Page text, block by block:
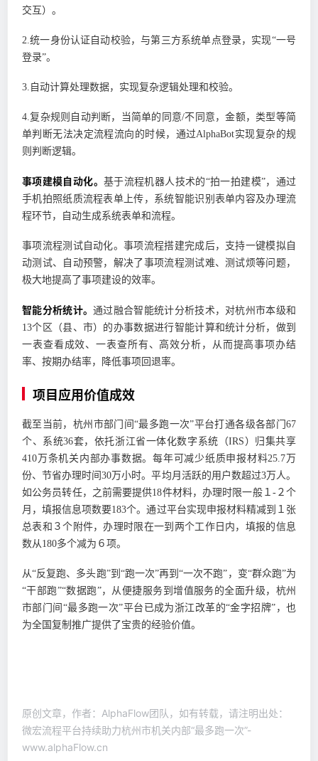
交互）。
2.统一身份认证自动校验，与第三方系统单点登录，实现“一号
登录”。
3.自动计算处理数据，实现复杂逻辑处理和校验。
4.复杂规则自动判断，当简单的同意/不同意，金额，类型等简
单判断无法决定流程流向的时候，通过AlphaBot实现复杂的规
则判断逻辑。
事项建模自动化。 基于流程机器人技术的“拍一拍建模”，通过
手机拍照纸质流程表单上传，系统智能识别表单内容及办理流
程环节，自动生成系统表单和流程。
事项流程测试自动化。事项流程搭建完成后，支持一键模拟自
动测试、自动预警，解决了事项流程测试难、测试烦等问题，
极大地提高了事项建设的效率。
智能分析统计。通过融合智能统计分析技术，对杭州市本级和
13个区（县、市）的办事数据进行智能计算和统计分析，做到
一表查看成效、一表查所有、高效分析，从而提高事项办结
率、按期办结率，降低事项回退率。
项目应用价值成效
截至当前，杭州市部门间“最多跑一次”平台打通各级各部门67
个、系统36套，依托浙江省一体化数字系统（IRS）归集共享
410万条机关内部办事数据。每年可减少纸质申报材料25.7万
份、节省办理时间30万小时。平均月活跃的用户数超过3万人。
如公务员转任，之前需要提供18件材料，办理时限一般１-２个
月，填报信息项数要183个。通过平台实现申报材料精减到１张
总表和３个附件，办理时限在一到两个工作日内，填报的信息
数从180多个减为６项。
从“反复跑、多头跑”到“跑一次”再到“一次不跑”，变“群众跑”为
“干部跑”“数据跑”，从便捷服务到增值服务的全面升级，杭州
市部门间“最多跑一次”平台已成为浙江改革的“金字招牌”，也
为全国复制推广提供了宝贵的经验价值。
原创文章，作者：AlphaFlow团队，如有转载，请注明出处：
微宏流程平台持续助力杭州市机关内部“最多跑一次”-
www.alphaFlow.cn